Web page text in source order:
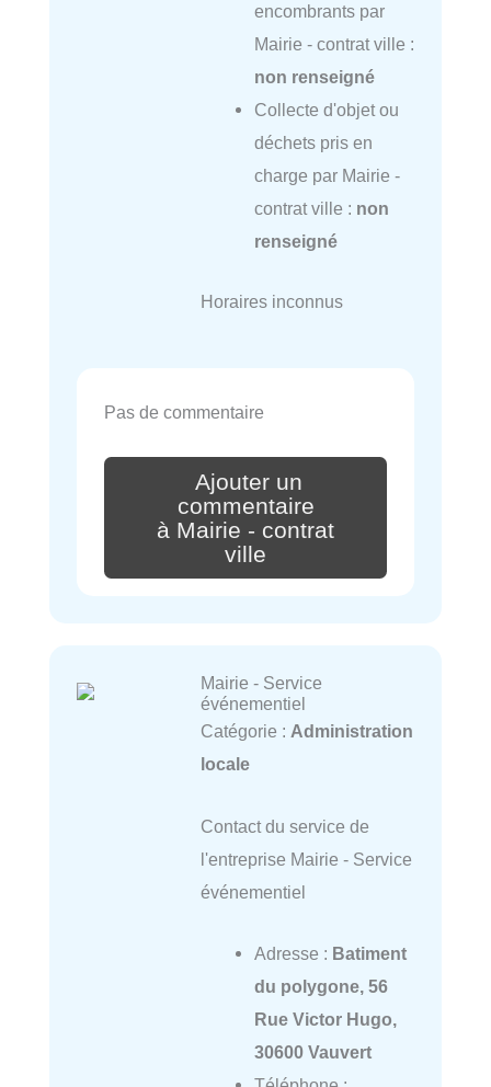
encombrants par
Mairie - contrat ville :
non renseigné
Collecte d'objet ou
déchets pris en
charge par Mairie -
contrat ville : non
renseigné
Horaires inconnus
Pas de commentaire
Ajouter un
commentaire
à Mairie - contrat
ville
Mairie - Service
événementiel
Catégorie : Administration
locale
Contact du service de
l'entreprise Mairie - Service
événementiel
Adresse : Batiment
du polygone, 56
Rue Victor Hugo,
30600 Vauvert